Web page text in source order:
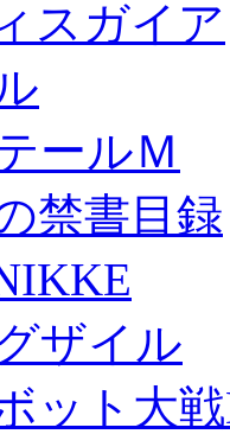
スガイア
ールＭ
禁書目録
ザイル
ット大